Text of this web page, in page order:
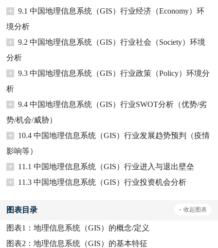
+
9.1 中国地理信息系统（GIS）行业经济（Economy）环
境分析
+
9.2 中国地理信息系统（GIS）行业社会（Society）环境
分析
+
9.3 中国地理信息系统（GIS）行业政策（Policy）环境分
析
+
9.4 中国地理信息系统（GIS）行业SWOT分析（优势/劣
势/机会/威胁）
+
10.4 中国地理信息系统（GIS）行业发展趋势预判（疫情
影响等）
+
11.1 中国地理信息系统（GIS）行业进入与退出壁垒
+
11.3 中国地理信息系统（GIS）行业投资机会分析
图表目录 - 收起图表
图表1：地理信息系统（GIS）的概念/定义
图表2：地理信息系统（GIS）的基本特征